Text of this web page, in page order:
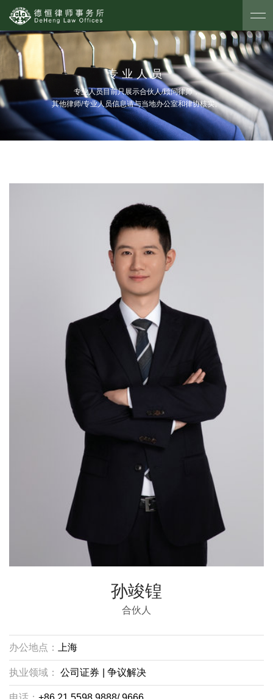
专业人员
专业人员目前只展示合伙人/顾问律师，
其他律师/专业人员信息请与当地办公室和律协核实。
孙竣锽
合伙人
办公地点： 上海
执业领域： 公司证券 争议解决